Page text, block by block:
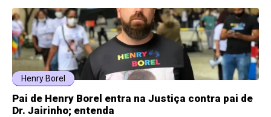
Henry Borel
Pai de Henry Borel entra na Justiça contra pai de
Dr. Jairinho; entenda